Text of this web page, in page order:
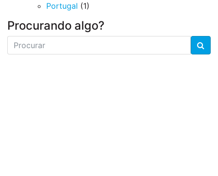
Portugal (1)
Procurando algo?